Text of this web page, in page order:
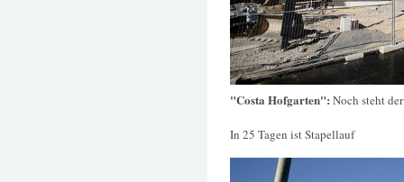
"Costa Hofgarten": Noch steht
In 25 Tagen ist Stapellauf